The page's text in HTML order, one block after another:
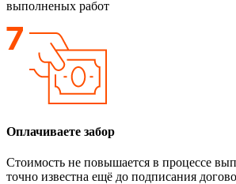
выполненых работ
Оплачиваете забор
Стоимость не повышается в процессе
точно известна ещё до подписания